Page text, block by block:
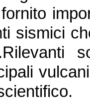
sismici
Rilevanti